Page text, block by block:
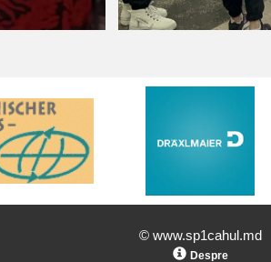
© www.sp1cahul.md
Despre